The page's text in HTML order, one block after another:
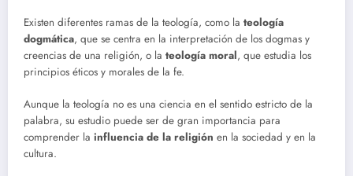
Existen diferentes ramas de la teología, como la teología
dogmática, que se centra en la interpretación de los dogmas y
creencias de una religión, o la teología moral, que estudia los
principios éticos y morales de la fe.
Aunque la teología no es una ciencia en el sentido estricto de la
palabra, su estudio puede ser de gran importancia para
comprender la influencia de la religión en la sociedad y en la
cultura.